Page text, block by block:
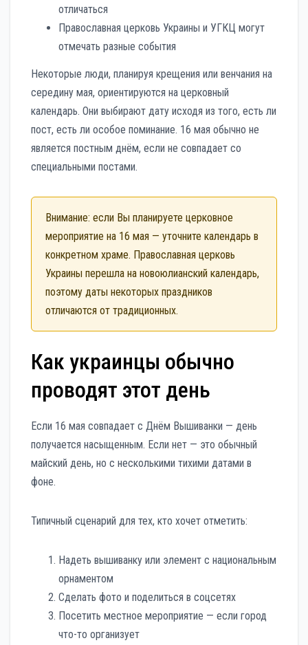
отличаться
Православная церковь Украины и УГКЦ могут
отмечать разные события
Некоторые люди, планируя крещения или венчания на
середину мая, ориентируются на церковный
календарь. Они выбирают дату исходя из того, есть ли
пост, есть ли особое поминание. 16 мая обычно не
является постным днём, если не совпадает со
специальными постами.
Внимание: если Вы планируете церковное
мероприятие на 16 мая — уточните календарь в
конкретном храме. Православная церковь
Украины перешла на новоюлианский календарь,
поэтому даты некоторых праздников
отличаются от традиционных.
Как украинцы обычно
проводят этот день
Если 16 мая совпадает с Днём Вышиванки — день
получается насыщенным. Если нет — это обычный
майский день, но с несколькими тихими датами в
фоне.
Типичный сценарий для тех, кто хочет отметить:
Надеть вышиванку или элемент с национальным
орнаментом
Сделать фото и поделиться в соцсетях
Посетить местное мероприятие — если город
что-то организует